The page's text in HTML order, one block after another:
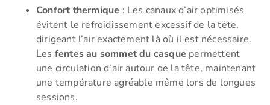
Confort thermique : Les canaux d’air optimisés
évitent le refroidissement excessif de la tête,
dirigeant l’air exactement là où il est nécessaire.
Les fentes au sommet du casque permettent
une circulation d’air autour de la tête, maintenant
une température agréable même lors de longues
sessions.